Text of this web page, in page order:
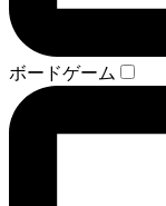
ボードゲーム